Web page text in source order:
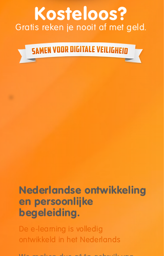
Kosteloos?
Gratis reken je nooit af met geld.
Nederlandse ontwikkeling
en persoonlijke
begeleiding.
De e-learning is volledig
ontwikkeld in het Nederlands